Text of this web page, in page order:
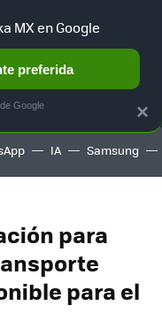
AUTO TERRITORIO
IA Samsung
para
para el
×
MX en Google
preferida
Google